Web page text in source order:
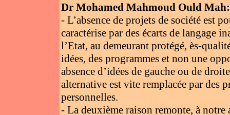
Dr Mohamed Mahmoud Ould Mah:
- L’absence de projets de société est
caractérise par des écarts de langage
l’Etat, au demeurant protégé, ès-
idées, des programmes et non une
absence d’idées de gauche ou de
alternative est vite remplacée par des
personnelles.
- La deuxième raison remonte, à